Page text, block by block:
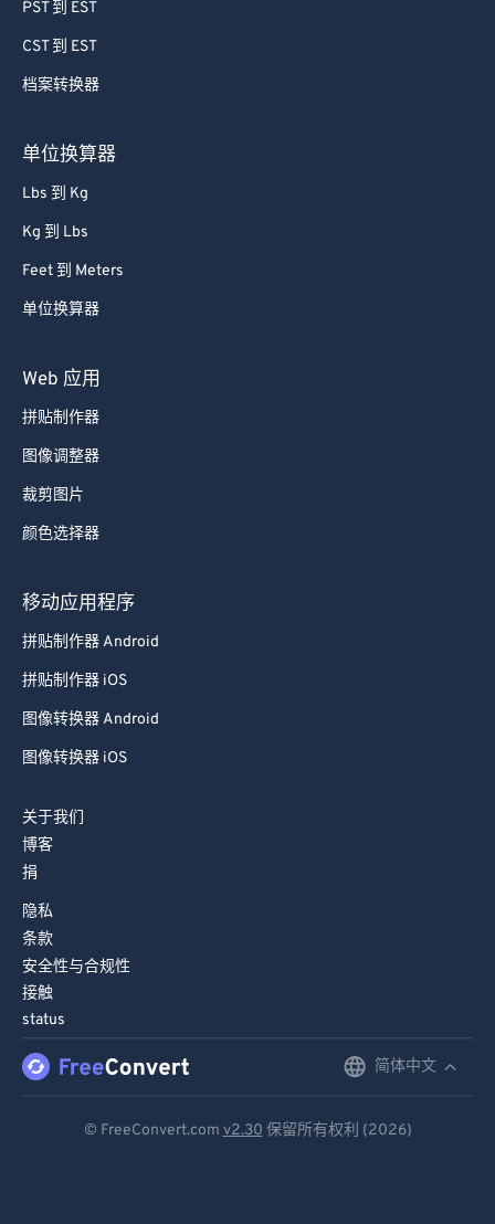
PST 到 EST
CST 到 EST
档案转换器
单位换算器
Lbs 到 Kg
Kg 到 Lbs
Feet 到 Meters
单位换算器
Web 应用
拼贴制作器
图像调整器
裁剪图片
颜色选择器
移动应用程序
拼贴制作器 Android
拼贴制作器 iOS
图像转换器 Android
图像转换器 iOS
关于我们
博客
捐
隐私
条款
安全性与合规性
接触
status
简体中文
© FreeConvert.com v2.30 保留所有权利 (2026)